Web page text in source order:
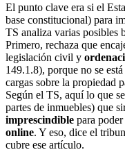
El punto clave era si el
base constitucional) para
TS analiza varias posibles
Primero, rechaza que
legislación civil y
149.1.8), porque no se
cargas sobre la propiedad
Según el TS, aquí lo que
partes de inmuebles) que
imprescindible para
online. Y eso, dice el
cubre ese artículo.